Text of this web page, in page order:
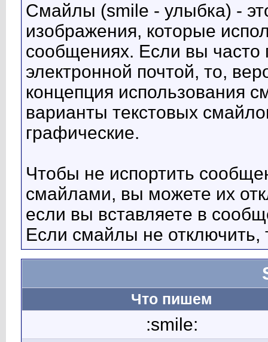
Смайлы (smile - улыбка) -
изображения, которые
сообщениях. Если вы часто
электронной почтой, то,
концепция использования
варианты текстовых
графические.
Чтобы не испортить
смайлами, вы можете их
если вы вставляете в
Если смайлы не отключить,
Что пишем
:smile: